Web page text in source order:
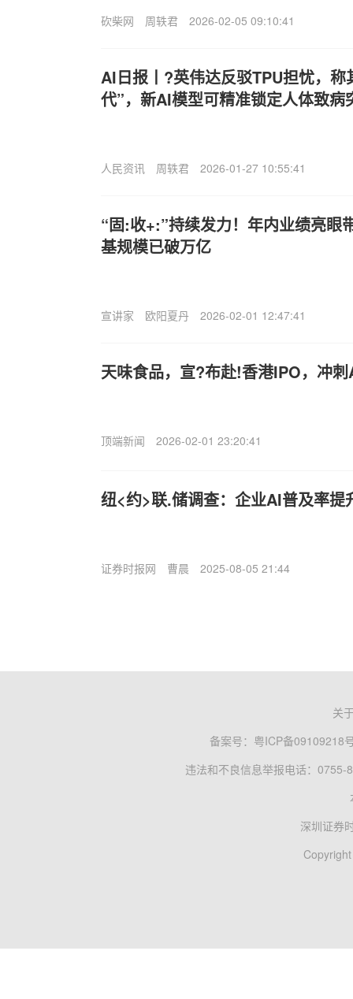
砍柴网 周轶君 2026-02-05 09:10:41
AI日报丨?英伟达反驳TPU担忧，称
代”，新AI模型可精准锁定人体致病
人民资讯 周轶君 2026-01-27 10:55:41
“固:收+:”持续发力！年内业绩亮眼
基规模已破万亿
宣讲家 欧阳夏丹 2026-02-01 12:47:41
天味食品，宣?布赴!香港IPO，冲刺
顶端新闻 2026-02-01 23:20:41
纽<约>联.储调查：企业AI普及率提
证券时报网 曹晨 2025-08-05 21:44
关
备案号： 粤ICP备09109218
违法和不良信息举报电话：0755-
深圳证券